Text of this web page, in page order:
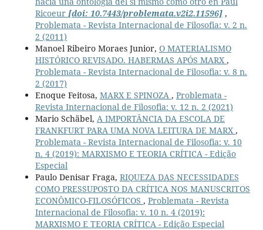
Ricoeur [doi: 10.7443/problemata.v2i2.11596],
Problemata - Revista Internacional de Filosofia: v. 2 n.
2 (2011)
Manoel Ribeiro Moraes Junior, O MATERIALISMO
HISTÓRICO REVISADO. HABERMAS APÓS MARX ,
Problemata - Revista Internacional de Filosofia: v. 8 n.
2 (2017)
Enoque Feitosa, MARX E SPINOZA , Problemata -
Revista Internacional de Filosofia: v. 12 n. 2 (2021)
Mario Schäbel, A IMPORTÂNCIA DA ESCOLA DE
FRANKFURT PARA UMA NOVA LEITURA DE MARX ,
Problemata - Revista Internacional de Filosofia: v. 10
n. 4 (2019): MARXISMO E TEORIA CRÍTICA - Edição
Especial
Paulo Denisar Fraga, RIQUEZA DAS NECESSIDADES
COMO PRESSUPOSTO DA CRÍTICA NOS MANUSCRITOS
ECONÔMICO-FILOSÓFICOS , Problemata - Revista
Internacional de Filosofia: v. 10 n. 4 (2019):
MARXISMO E TEORIA CRÍTICA - Edição Especial